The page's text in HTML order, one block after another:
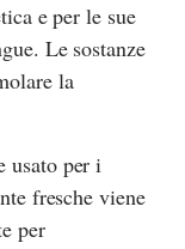
e per le sue
Le sostanze
la
usato per i
fresche viene
per